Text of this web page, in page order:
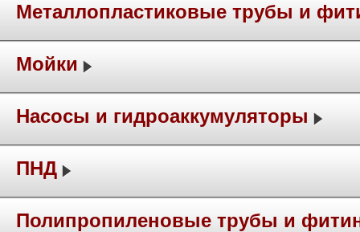
Металлопластиковые трубы и
Мойки
Насосы и гидроаккумуляторы
ПНД
Полипропиленовые трубы и